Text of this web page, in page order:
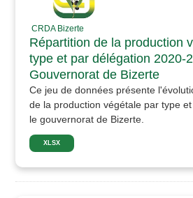
CRDA Bizerte
Répartition de la production
type et par délégation 2020-
Gouvernorat de Bizerte
Ce jeu de données présente
de la production végétale par type
le gouvernorat de Bizerte.
XLSX